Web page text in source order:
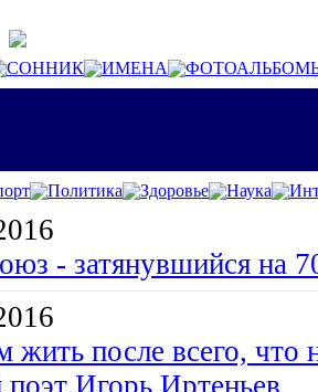
СОННИК ИМЕНА
Политика Здоровье Наука
- затянувшийся на
после всего, что
поэт Игорь Иртеньев